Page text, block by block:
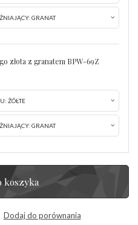
GRANAT
złota z granatem BPW-69Z
ŻÓŁTE
GRANAT
koszyka
Dodaj do porównania